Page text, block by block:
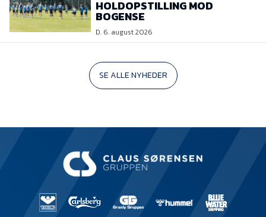
HOLDOPSTILLING MOD
BOGENSE
D. 6. august 2026
SE ALLE NYHEDER